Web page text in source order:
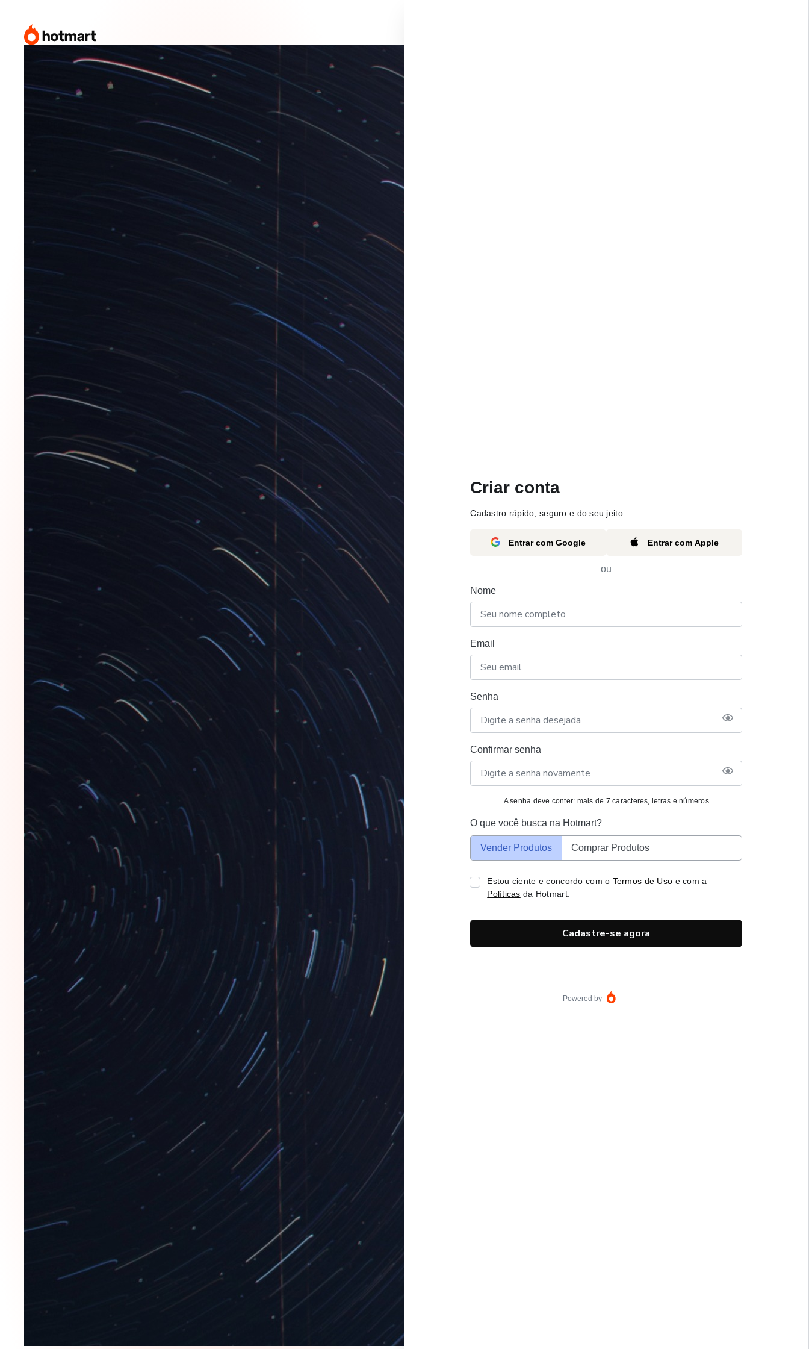
Criar conta
Cadastro rápido, seguro e do seu jeito.
Entrar com Google Entrar com Apple
ou
Nome
Email
Senha
Confirmar senha
A senha deve conter: mais de 7 caracteres, letras e números
O que você busca na Hotmart?
Vender Produtos Comprar Produtos
Estou ciente e concordo com o Termos de Uso e com a
Políticas da Hotmart.
Cadastre-se agora
Powered by